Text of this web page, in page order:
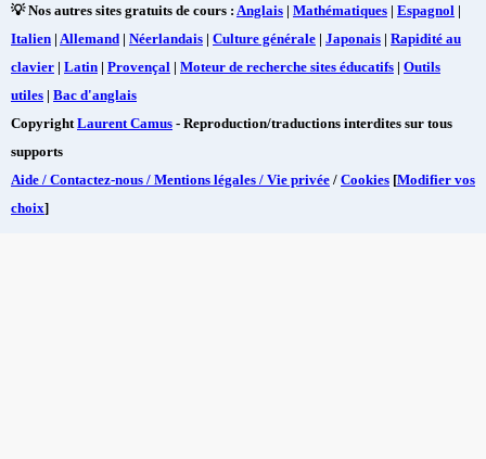
💡 Nos autres sites gratuits de cours : Anglais | Mathématiques | Espagnol |
Italien | Allemand | Néerlandais | Culture générale | Japonais | Rapidité au
clavier | Latin | Provençal | Moteur de recherche sites éducatifs | Outils
utiles | Bac d'anglais
Copyright Laurent Camus - Reproduction/traductions interdites sur tous
supports
Aide / Contactez-nous / Mentions légales / Vie privée / Cookies [Modifier vos
choix]